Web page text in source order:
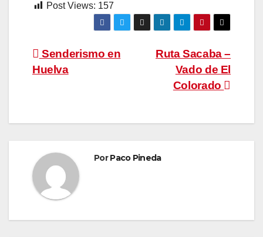
Post Views: 157
Navegación
de
Ruta Sacaba –
Vado de El
Colorado
Senderismo en
Huelva
PorPaco Pineda